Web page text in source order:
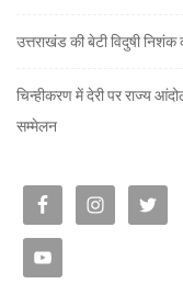
उत्तराखंड की बेटी विदुषी निशंक
चिन्हीकरण में देरी पर राज्य
सम्मेलन